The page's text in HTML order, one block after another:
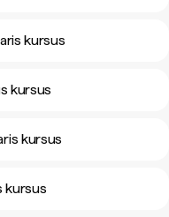
kursus
kursus
kursus
kursus